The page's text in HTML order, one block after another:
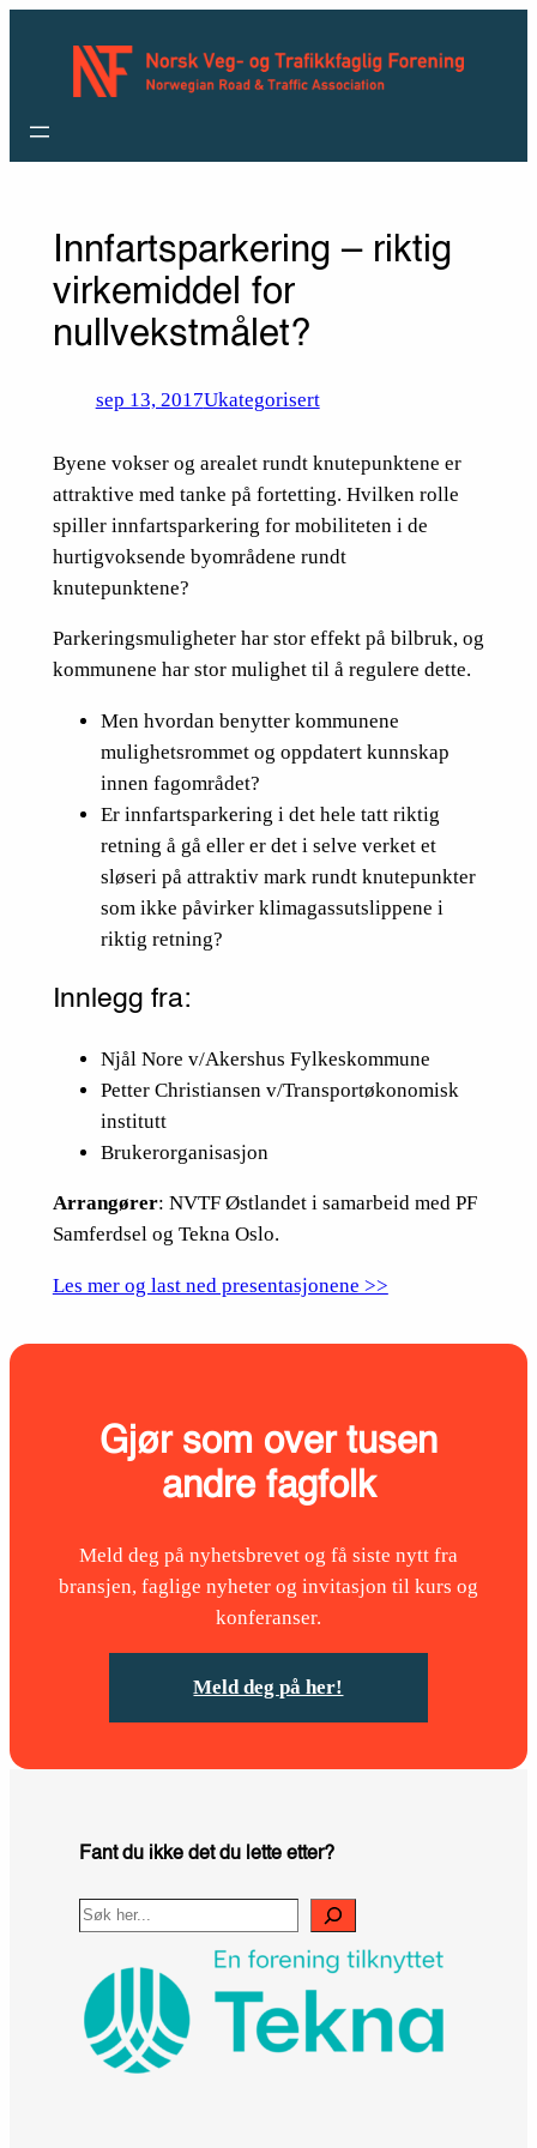
Innfartsparkering – riktig
virkemiddel for
nullvekstmålet?
sep 13, 2017Ukategorisert
Byene vokser og arealet rundt knutepunktene er
attraktive med tanke på fortetting. Hvilken rolle
spiller innfartsparkering for mobiliteten i de
hurtigvoksende byområdene rundt
knutepunktene?
Parkeringsmuligheter har stor effekt på bilbruk, og
kommunene har stor mulighet til å regulere dette.
Men hvordan benytter kommunene
mulighetsrommet og oppdatert kunnskap
innen fagområdet?
Er innfartsparkering i det hele tatt riktig
retning å gå eller er det i selve verket et
sløseri på attraktiv mark rundt knutepunkter
som ikke påvirker klimagassutslippene i
riktig retning?
Innlegg fra:
Njål Nore v/Akershus Fylkeskommune
Petter Christiansen v/Transportøkonomisk
institutt
Brukerorganisasjon
Arrangører: NVTF Østlandet i samarbeid med PF
Samferdsel og Tekna Oslo.
Les mer og last ned presentasjonene >>
Gjør som over tusen
andre fagfolk
Meld deg på nyhetsbrevet og få siste nytt fra
bransjen, faglige nyheter og invitasjon til kurs og
konferanser.
Meld deg på her!
Fant du ikke det du lette etter?
Search